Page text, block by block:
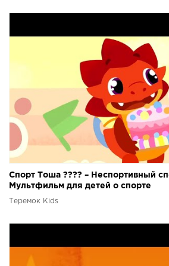
Спорт Тоша ???? – Неспортивный
Мультфильм для детей о спорте
Теремок Kids